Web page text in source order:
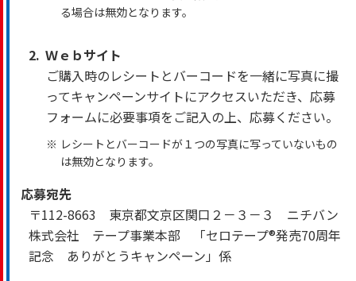
る場合は無効となります。
2. Ｗｅｂサイト
ご購入時のレシートとバーコードを一緒に写真に撮
ってキャンペーンサイトにアクセスいただき、応募
フォームに必要事項をご記入の上、応募ください。
※ レシートとバーコードが１つの写真に写っていないもの
は無効となります。
応募宛先
〒112-8663 東京都文京区関口２－３－３ ニチバン
株式会社 テープ事業本部 「セロテープ®発売70周年
記念 ありがとうキャンペーン」係